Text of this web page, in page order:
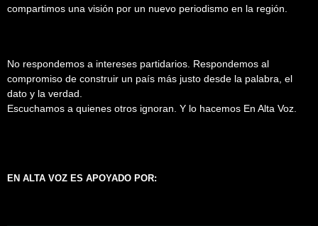
compartimos una visión por un nuevo periodismo en la región.
No respondemos a intereses partidarios. Respondemos al
compromiso de construir un país más justo desde la palabra, el
dato y la verdad.
Escuchamos a quienes otros ignoran. Y lo hacemos En Alta Voz.
EN ALTA VOZ ES APOYADO POR: